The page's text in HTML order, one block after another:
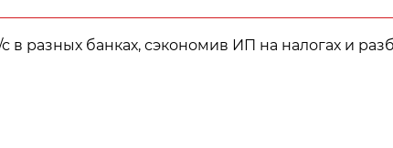
разных банках, сэкономив ИП на налогах и